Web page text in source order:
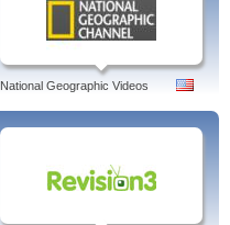
National Geographic Videos